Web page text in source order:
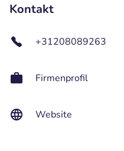
Kontakt
+31208089263
Firmenprofil
Website